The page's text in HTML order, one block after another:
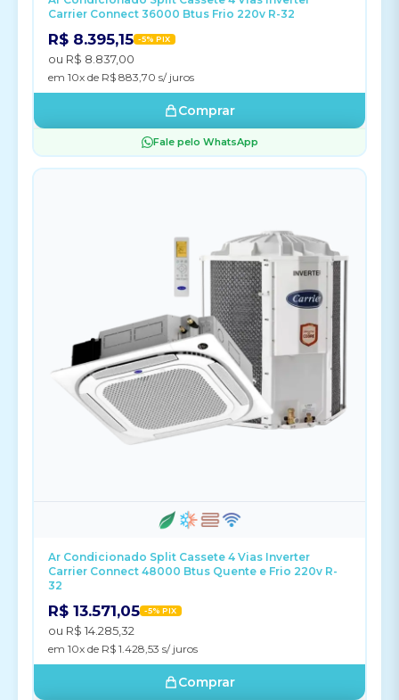
Carrier Connect 36000 Btus Frio 220v R-32
R$ 8.395,15 -5% PIX
ou R$ 8.837,00
em 10x de R$ 883,70 s/ juros
Comprar
Fale pelo WhatsApp
Ar Condicionado Split Cassete 4 Vias Inverter
Carrier Connect 48000 Btus Quente e Frio 220v R-
32
R$ 13.571,05 -5% PIX
ou R$ 14.285,32
em 10x de R$ 1.428,53 s/ juros
Comprar